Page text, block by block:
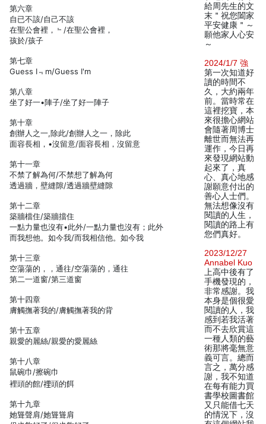
第六章
自已不該/自己不該
在聖公會裡，﹄/在聖公會裡，
孩於/孩子
第七章
Guess I﹃m/Guess I'm
第八章
坐了好一•陣子/坐了好一陣子
第十章
創辦人之一,除此/創辦人之一，除此
面容長相，•沒留意/面容長相，沒留意
第十一章
不禁了解為何/不禁想了解為何
透過牆，壁縫隙/透過牆壁縫隙
第十二章
築牆檔住/築牆擋住
一點力量也沒有•此外/一點力量也沒有；此外
而我想他。如今我/而我相信他。如今我
第十三章
空蕩蕩的，，通往/空蕩蕩的，通往
第二一道窗/第三道窗
第十四章
膚觸撫著我的/膚觸撫著我的背
第十五章
親愛的麗絲/親愛的愛麗絲
第十八章
鼠碗巾/擦碗巾
裡頭的館/𥚃頭的餌
第十九章
她聳聲肩/她聳聳肩
給周先生的文
末＂祝您闔家
平安健康＂～
願他家人心安
～
2024/1/7 強
第一次知道好
讀的時間不
久，大約兩年
前。當時常在
這裡挖寶，本
來很擔心網站
會隨著周博士
離世而無法再
運作，今日再
來發現網站動
起來了，真
心、真心地感
謝願意付出的
善心人士們。
無法想像沒有
閱讀的人生，
閱讀的路上有
您們真好。
2023/12/27
Annabel Kuo
上高中後有了
手機發現的，
非常感謝。我
本身是個很愛
閱讀的人，我
感到若我活著
而不去欣賞這
一種人類的藝
術那將毫無意
義可言。總而
言之，萬分感
謝，我不知道
在每有能力買
書學校圖書館
又只能借七天
的情況下，沒